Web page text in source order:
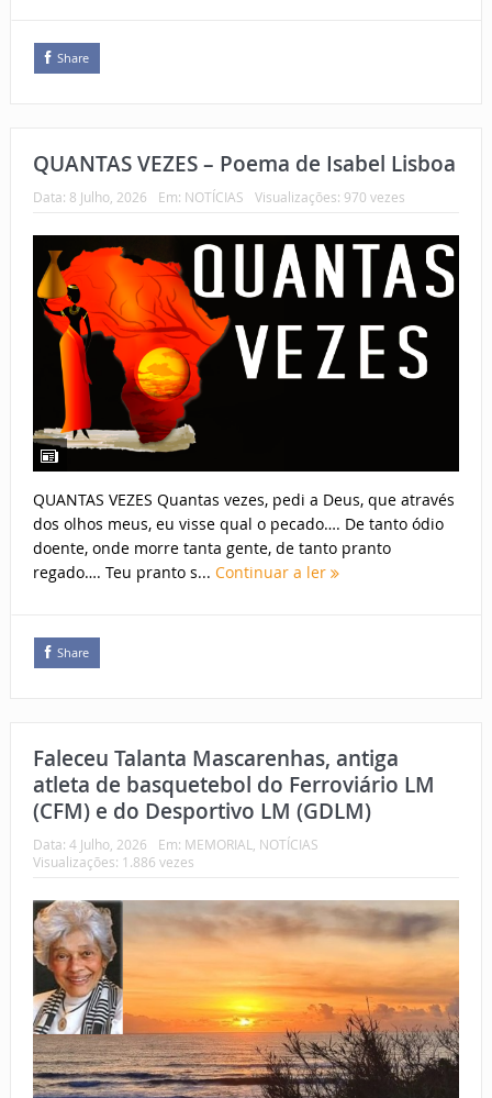
Share
QUANTAS VEZES – Poema de Isabel Lisboa
Data: 8 Julho, 2026 Em: NOTÍCIAS Visualizações: 970 vezes
QUANTAS VEZES Quantas vezes, pedi a Deus, que através
dos olhos meus, eu visse qual o pecado…. De tanto ódio
doente, onde morre tanta gente, de tanto pranto
regado…. Teu pranto s... Continuar a ler
Share
Faleceu Talanta Mascarenhas, antiga
atleta de basquetebol do Ferroviário LM
(CFM) e do Desportivo LM (GDLM)
Data: 4 Julho, 2026 Em: MEMORIAL
NOTÍCIAS
Visualizações: 1.886 vezes